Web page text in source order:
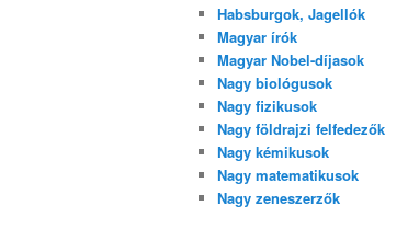
Habsburgok, Jagellók
Magyar írók
Magyar Nobel-díjasok
Nagy biológusok
Nagy fizikusok
Nagy földrajzi felfedezők
Nagy kémikusok
Nagy matematikusok
Nagy zeneszerzők